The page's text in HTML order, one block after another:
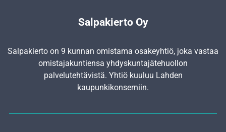
Salpakierto Oy
Salpakierto on 9 kunnan omistama osakeyhtiö, joka vastaa
omistajakuntiensa yhdyskunta­jätehuollon
palvelutehtävistä. Yhtiö kuuluu Lahden
kaupunkikonserniin.